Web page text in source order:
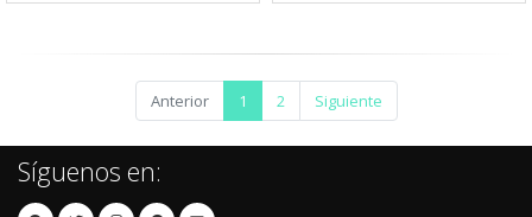
Anterior 1 2 Siguiente
Síguenos en: